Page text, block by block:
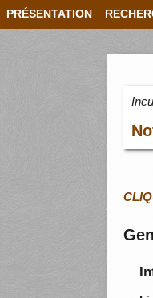
PRÉSENTATION